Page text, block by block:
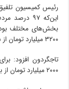
این‌که ۹۷
بخش‌های مختلف
‌‌‌‌‌‌‌‌‌‌‌‌‌‌‌‌‌‌‌‌‌‌‌‌‌‌‌‌‌‌‌‌‌‌‌‌‌‌‌‌‌‌‌‌‌‌‌‌‌‌‌‌‌‌‌‌‌‌‌‌‌‌‌‌‌‌‌‌‌‌‌‌‌‌‌۳۲۰۰ میلیارد تومان از شهرداری‌‌‌‌‌ها بر‌دا‌شت شد‌‌‌‌‌‌‌‌‌‌‌‌‌‌‌‌‌‌‌‌‌‌‌‌‌‌‌‌‌‌‌‌‌‌‌‌‌‌‌‌‌‌‌‌‌‌‌‌‌‌‌‌‌‌‌‌‌‌‌‌‌‌‌‌‌‌‌‌‌‌‌‌‌‌‌‌‌‌‌‌‌‌‌‌‌‌‌.
۲۰۰۰ میلیارد تومان از بودجه شهرداری‌ها ر‌ا بازگردانیم.